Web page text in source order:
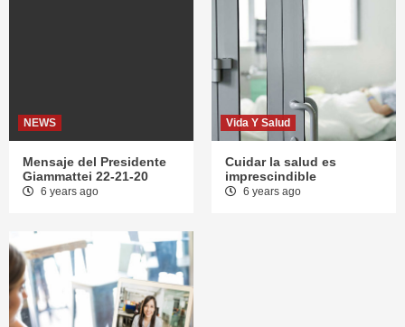
NEWS
Mensaje del Presidente
Giammattei 22-21-20
6 years ago
Vida Y Salud
Cuidar la salud es
imprescindible
6 years ago